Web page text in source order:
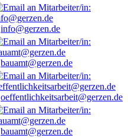
info@gerzen.de
bauamt@gerzen.de
oeffentlichkeitsarbeit@gerzen.de
bauamt@gerzen.de